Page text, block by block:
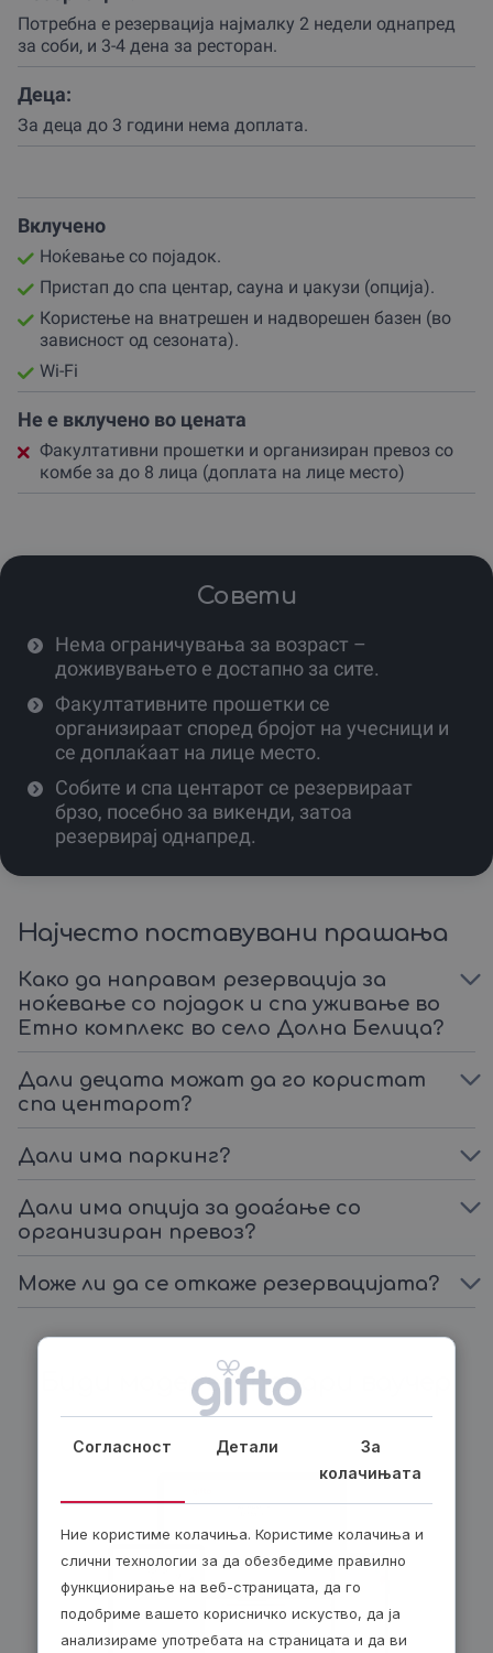
Партнерот организира интересни прошетки до
Манастирот Пресвета Богородица, пештерата Пешна,
локалните езера и солените извори.
Овие авантури се идеални за љубителите на природа и
историја и се достапни со претходна резервација.
вистинско гастрономско уживање.
Преку зимата, затворениот дел нуди топол амбиент за
интимни вечери, а летно време, можеш да уживаш на
терасата опкружена со природа.
доживување!
Резервирај го ваучерот и подготви се за незаборавно
доживување во Етно комплекс во село Долна Белица.
Одличен избор за подарок за секоја пригода –
Потребна е резервација најмалку 2 недели однапред
за соби, и 3-4 дена за ресторан.
Деца:
За деца до 3 години нема доплата.
Вклучено
Ноќевање со појадок.
Пристап до спа центар, сауна и џакузи (опција).
Користење на внатрешен и надворешен базен (во
зависност од сезоната).
Wi-Fi
Не е вклучено во цената
Факултативни прошетки и организиран превоз со
комбе за до 8 лица (доплата на лице место)
Совети
Нема ограничувања за возраст –
доживувањето е достапно за сите.
Факултативните прошетки се
организираат според бројот на учесници и
се доплаќаат на лице место.
Собите и спа центарот се резервираат
брзо, посебно за викенди, затоа
резервирај однапред.
Најчесто поставувани прашања
Како да направам резервација за
ноќевање со појадок и спа уживање во
Етно комплекс во село Долна Белица?
Дали децата можат да го користат
спа центарот?
Дали има паркинг?
Дали има опција за доаѓање со
организиран превоз?
Може ли да се откаже резервацијата?
Биди модерен, подари ваучер
Согласност Детали
За
колачињата
Ние користиме колачиња. Користиме колачиња и
слични технологии за да обезбедиме правилно
функционирање на веб-страницата, да го
подобриме вашето корисничко искуство, да ја
анализираме употребата на страницата и да ви